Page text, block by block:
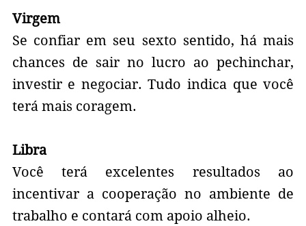
Virgem
Se confiar em seu sexto sentido, há mais
chances de sair no lucro ao pechinchar,
investir e negociar. Tudo indica que você
terá mais coragem.
Libra
Você terá excelentes resultados ao
incentivar a cooperação no ambiente de
trabalho e contará com apoio alheio.